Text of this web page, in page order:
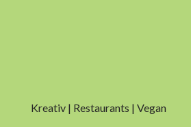
Kreativ | Restaurants | Vegan